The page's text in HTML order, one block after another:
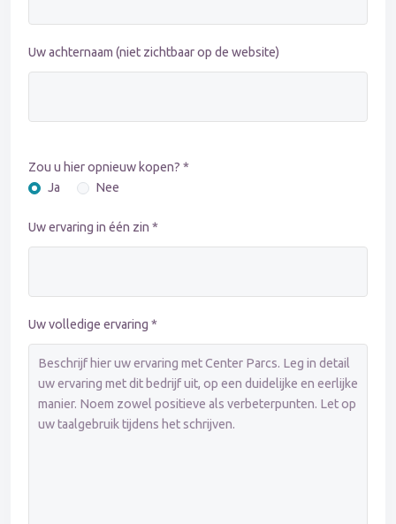
Uw achternaam (niet zichtbaar op de website)
Zou u hier opnieuw kopen? *
Ja
Nee
Uw ervaring in één zin *
Uw volledige ervaring *